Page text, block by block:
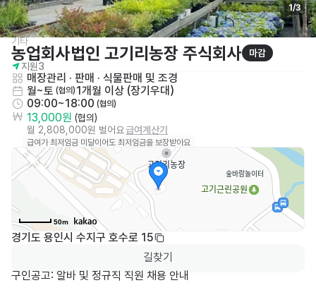
1/3
기타
농업회사법인 고기리농장 주식회사
마감
지원3
매장관리 · 판매 · 식물판매 및 조경
월~토 (협의) 1개월 이상 (장기우대)
09:00~18:00 (협의)
13,000원 (협의)
월 2,808,000원 벌어요급여계산기
급여가 최저임금 미달이어도 최저임금을 보장받아요
50m
경기도 용인시 수지구 호수로 15
길찾기
구인공고: 알바 및 정규직 직원 채용 안내